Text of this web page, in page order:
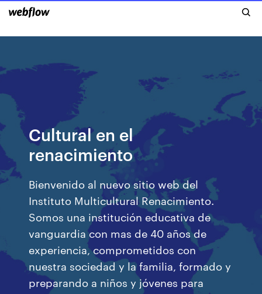
Cultural en el
renacimiento
Bienvenido al nuevo sitio web del
Instituto Multicultural Renacimiento.
Somos una institución educativa de
vanguardia con mas de 40 años de
experiencia, comprometidos con
nuestra sociedad y la familia, formado y
preparando a niños y jóvenes para